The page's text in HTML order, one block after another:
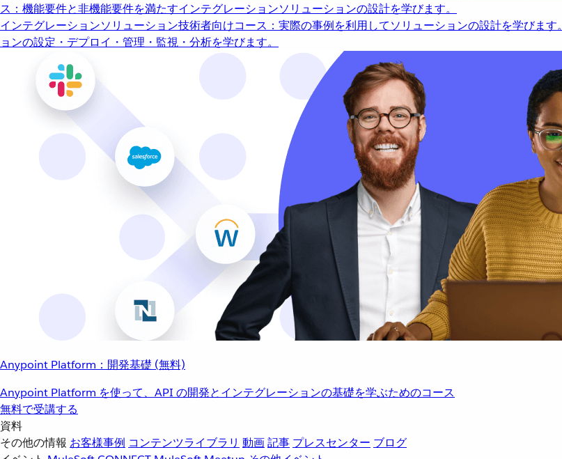
ス：機能要件と非機能要件を満たすインテグレーションソリューションの設計を学びます。
インテグレーションソリューション技術者向けコース：実際の事例を利用してソリューションの設計を学びます。
ョンの設定・デプロイ・管理・監視・分析を学びます。
Anypoint Platform：開発基礎 (無料)
Anypoint Platform を使って、API の開発とインテグレーションの基礎を学ぶためのコース
無料で受講する
資料
その他の情報 お客様事例 コンテンツライブラリ 動画記事 プレスセンター ブログ